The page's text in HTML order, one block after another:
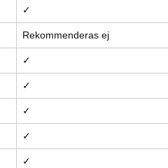
✓
Rekommenderas ej
✓
✓
✓
✓
✓